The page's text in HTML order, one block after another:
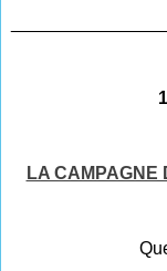
LA CAMPAGNE